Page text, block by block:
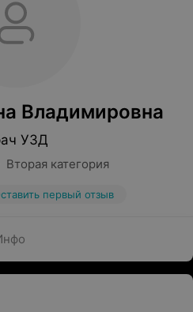
Владимировна
УЗД
категория
первый отзыв